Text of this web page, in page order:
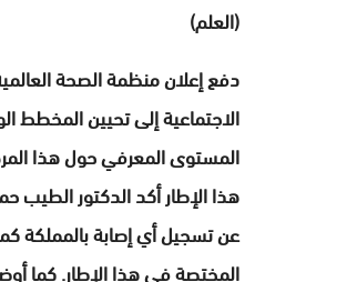
(العلم)
دفع إعلان منظمة الصحة
الاجتماعية إلى تحيين المخطط
المستوى المعرفي حول هذا
هذا الإطار أكد الدكتور
عن تسجيل أي إصابة بالمملكة
المختصة في هذا الإطار. كما